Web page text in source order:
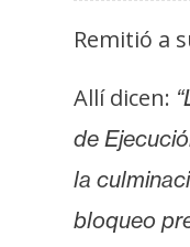
n
a
T
e
Remitió a
Allí dicen:
de
la
bloqueo